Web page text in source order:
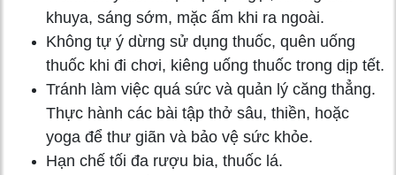
khuya, sáng sớm, mặc ấm khi ra ngoài.
Không tự ý dừng sử dụng thuốc, quên uống
thuốc khi đi chơi, kiêng uống thuốc trong dịp tết.
Tránh làm việc quá sức và quản lý căng thẳng.
Thực hành các bài tập thở sâu, thiền, hoặc
yoga để thư giãn và bảo vệ sức khỏe.
Hạn chế tối đa rượu bia, thuốc lá.